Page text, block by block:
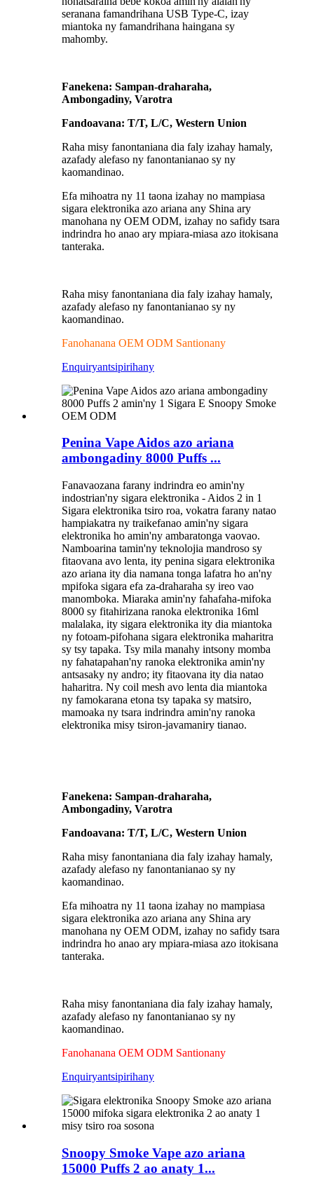
seranana famandrihana USB Type-C, izay
miantoka ny famandrihana haingana sy
mahomby.
Fanekena: Sampan-draharaha,
Ambongadiny, Varotra
Fandoavana: T/T, L/C, Western Union
Raha misy fanontaniana dia faly izahay hamaly,
azafady alefaso ny fanontanianao sy ny
kaomandinao.
Efa mihoatra ny 11 taona izahay no mampiasa
sigara elektronika azo ariana any Shina ary
manohana ny OEM ODM, izahay no safidy tsara
indrindra ho anao ary mpiara-miasa azo itokisana
tanteraka.
Raha misy fanontaniana dia faly izahay hamaly,
azafady alefaso ny fanontanianao sy ny
kaomandinao.
Fanohanana OEM ODM Santionany
Enquiryantsipirihany
Penina Vape Aidos azo ariana
ambongadiny 8000 Puffs ...
Fanavaozana farany indrindra eo amin'ny
indostrian'ny sigara elektronika - Aidos 2 in 1
Sigara elektronika tsiro roa, vokatra farany natao
hampiakatra ny traikefanao amin'ny sigara
elektronika ho amin'ny ambaratonga vaovao.
Namboarina tamin'ny teknolojia mandroso sy
fitaovana avo lenta, ity penina sigara elektronika
azo ariana ity dia namana tonga lafatra ho an'ny
mpifoka sigara efa za-draharaha sy ireo vao
manomboka. Miaraka amin'ny fahafaha-mifoka
8000 sy fitahirizana ranoka elektronika 16ml
malalaka, ity sigara elektronika ity dia miantoka
ny fotoam-pifohana sigara elektronika maharitra
sy tsy tapaka. Tsy mila manahy intsony momba
ny fahatapahan'ny ranoka elektronika amin'ny
antsasaky ny andro; ity fitaovana ity dia natao
haharitra. Ny coil mesh avo lenta dia miantoka
ny famokarana etona tsy tapaka sy matsiro,
mamoaka ny tsara indrindra amin'ny ranoka
elektronika misy tsiron-javamaniry tianao.
Fanekena: Sampan-draharaha,
Ambongadiny, Varotra
Fandoavana: T/T, L/C, Western Union
Raha misy fanontaniana dia faly izahay hamaly,
azafady alefaso ny fanontanianao sy ny
kaomandinao.
Efa mihoatra ny 11 taona izahay no mampiasa
sigara elektronika azo ariana any Shina ary
manohana ny OEM ODM, izahay no safidy tsara
indrindra ho anao ary mpiara-miasa azo itokisana
tanteraka.
Raha misy fanontaniana dia faly izahay hamaly,
azafady alefaso ny fanontanianao sy ny
kaomandinao.
Fanohanana OEM ODM Santionany
Enquiryantsipirihany
Snoopy Smoke Vape azo ariana
15000 Puffs 2 ao anaty 1...